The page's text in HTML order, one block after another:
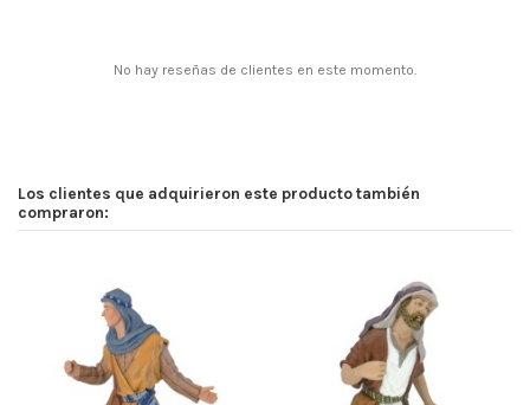
No hay reseñas de clientes en este momento.
Los clientes que adquirieron este producto también
compraron: